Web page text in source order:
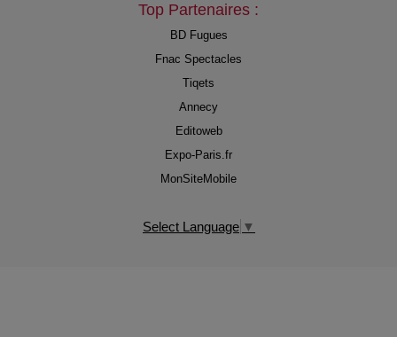
Top Partenaires :
BD Fugues
Fnac Spectacles
Tiqets
Annecy
Editoweb
Expo-Paris.fr
MonSiteMobile
Select Language ▼